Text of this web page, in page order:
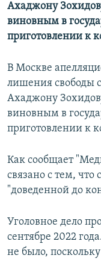
Ахаджону
виновным в
приготовлении к
В Москве
лишения свободы
Ахаджону
виновным в
приготовлении к
Как сообщает
связано с тем, что
"доведенной до
Уголовное дело
сентябре 2022
не было,